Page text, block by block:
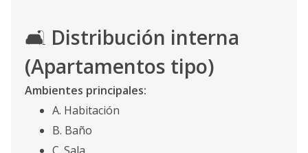
🛋️ Distribución interna
(Apartamentos tipo)
Ambientes principales:
A. Habitación
B. Baño